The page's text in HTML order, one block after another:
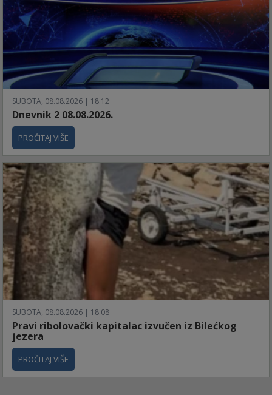
SUBOTA, 08.08.2026 | 18:12
Dnevnik 2 08.08.2026.
PROČITAJ VIŠE
SUBOTA, 08.08.2026 | 18:08
Pravi ribolovački kapitalac izvučen iz Bilećkog
jezera
PROČITAJ VIŠE